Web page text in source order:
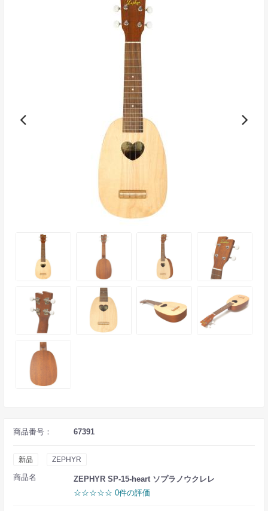
商品番号： 67391
新品 ZEPHYR
商品名
ZEPHYR SP-15-heart ソプラノウクレレ
☆☆☆☆☆ 0件の評価